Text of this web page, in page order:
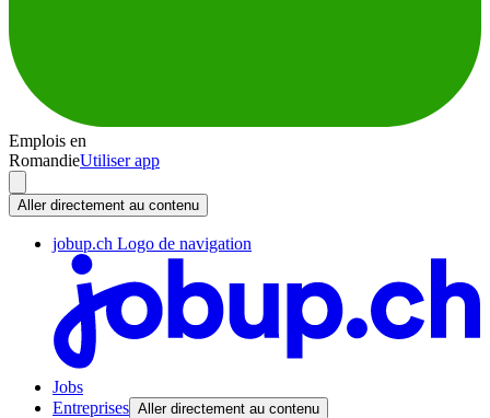
Emplois en
RomandieUtiliser app
Aller directement au contenu
jobup.ch Logo de navigation
Jobs
Entreprises Aller directement au contenu